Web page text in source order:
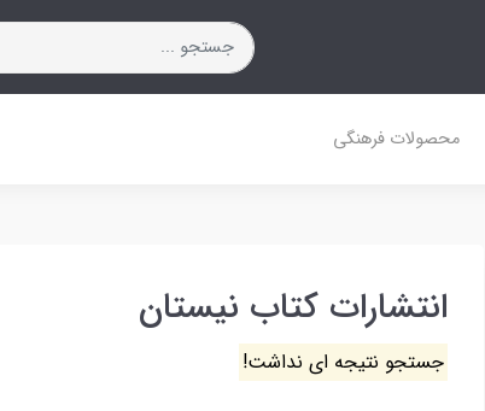
محصولات فرهنگی
انتشارات کتاب نیستان
جستجو نتیجه ای نداشت!